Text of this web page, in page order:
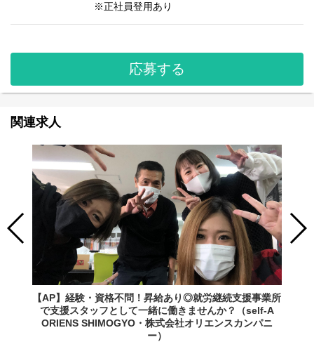
※正社員登用あり
応募する
関連求人
【AP】経験・資格不問！昇給あり◎就労継続支援事業所
で支援スタッフとして一緒に働きませんか？（self-A
ORIENS SHIMOGYO・株式会社オリエンスカンパニ
ー）